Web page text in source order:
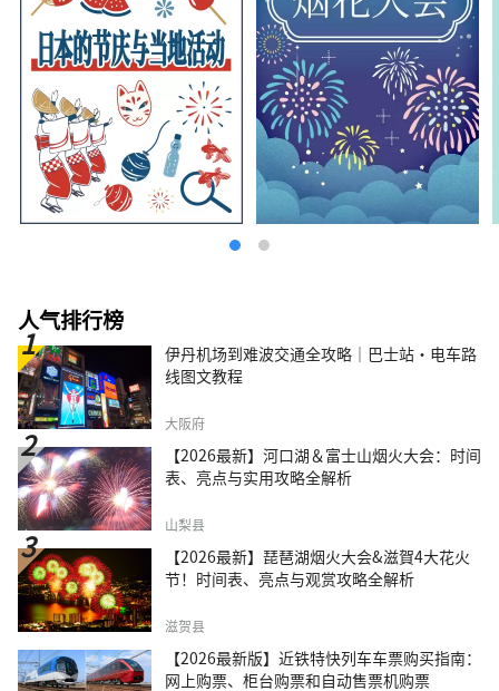
人气排行榜
伊丹机场到难波交通全攻略｜巴士站・电车路
线图文教程
大阪府
【2026最新】河口湖＆富士山烟火大会：时间
表、亮点与实用攻略全解析
山梨县
【2026最新】琵琶湖烟火大会&滋賀4大花火
节！时间表、亮点与观赏攻略全解析
滋贺县
【2026最新版】近铁特快列车车票购买指南：
网上购票、柜台购票和自动售票机购票